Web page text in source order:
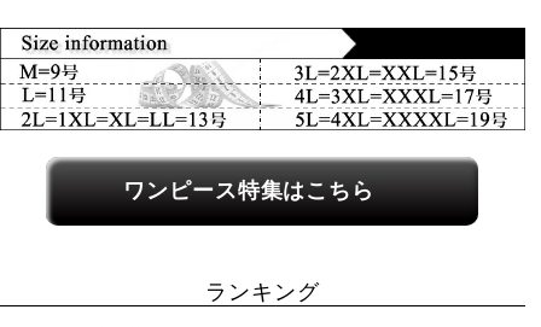
関連カテゴリーへのリンク
ワンピース特集はこちら
ランキング